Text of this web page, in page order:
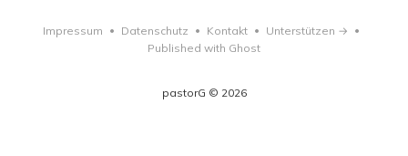
pastorG © 2026
Impressum • Datenschutz • Kontakt • Unterstützen → •
Published with Ghost